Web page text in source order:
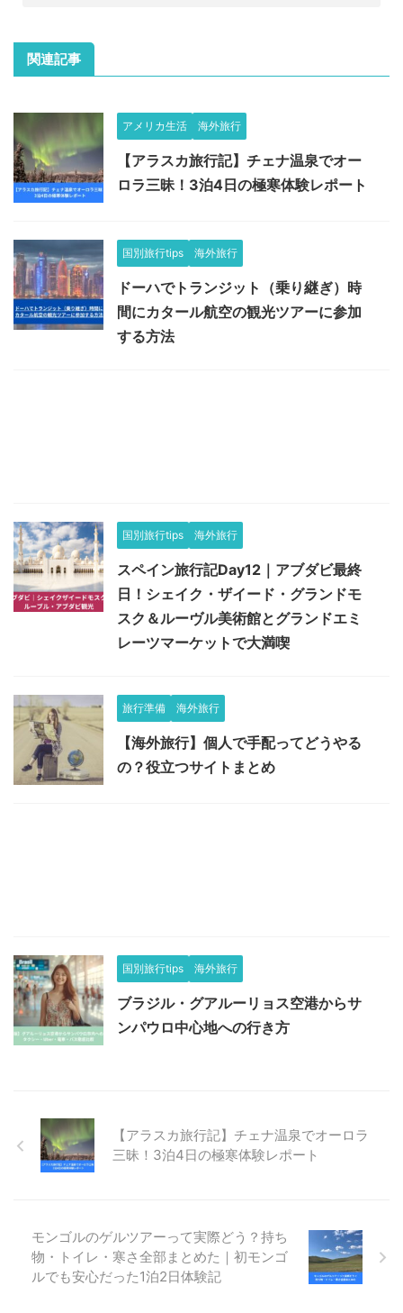
関連記事
アメリカ生活 海外旅行
【アラスカ旅行記】チェナ温泉でオー
ロラ三昧！3泊4日の極寒体験レポート
国別旅行tips 海外旅行
ドーハでトランジット（乗り継ぎ）時
間にカタール航空の観光ツアーに参加
する方法
国別旅行tips 海外旅行
スペイン旅行記Day12｜アブダビ最終
日！シェイク・ザイード・グランドモ
スク＆ルーヴル美術館とグランドエミ
レーツマーケットで大満喫
旅行準備 海外旅行
【海外旅行】個人で手配ってどうやる
の？役立つサイトまとめ
国別旅行tips 海外旅行
ブラジル・グアルーリョス空港からサ
ンパウロ中心地への行き方
【アラスカ旅行記】チェナ温泉でオーロラ
三昧！3泊4日の極寒体験レポート
モンゴルのゲルツアーって実際どう？持ち
物・トイレ・寒さ全部まとめた｜初モンゴ
ルでも安心だった1泊2日体験記